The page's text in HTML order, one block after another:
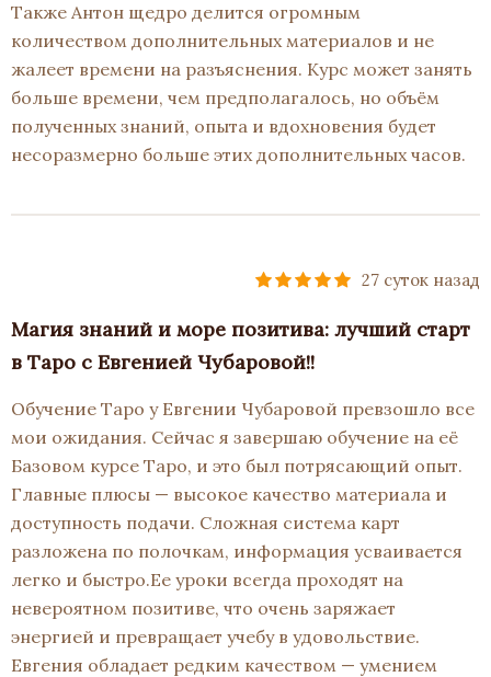
Также Антон щедро делится огромным
количеством дополнительных материалов и не
жалеет времени на разъяснения. Курс может занять
больше времени, чем предполагалось, но объём
полученных знаний, опыта и вдохновения будет
несоразмерно больше этих дополнительных часов.
27 суток назад
Магия знаний и море позитива: лучший старт
в Таро с Евгенией Чубаровой!!
Обучение Таро у Евгении Чубаровой превзошло все
мои ожидания. Сейчас я завершаю обучение на её
Базовом курсе Таро, и это был потрясающий опыт.
Главные плюсы — высокое качество материала и
доступность подачи. Сложная система карт
разложена по полочкам, информация усваивается
легко и быстро.Ее уроки всегда проходят на
невероятном позитиве, что очень заряжает
энергией и превращает учебу в удовольствие.
Евгения обладает редким качеством — умением